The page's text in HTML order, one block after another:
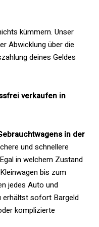
kümmern. Unser
Abwicklung über die
deines Geldes
verkaufen in
in der
und schnellere
in welchem Zustand
bis zum
jedes Auto und
erhältst sofort Bargeld
komplizierte